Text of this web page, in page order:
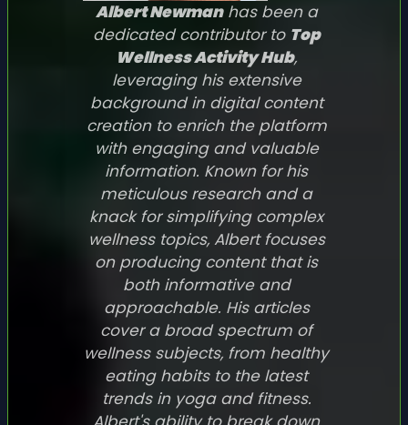
Albert Newmanhas been a
dedicated contributor to Top
Wellness Activity Hub,
leveraging his extensive
background in digital content
creation to enrich the platform
with engaging and valuable
information. Known for his
meticulous research and a
knack for simplifying complex
wellness topics, Albert focuses
on producing content that is
both informative and
approachable. His articles
cover a broad spectrum of
wellness subjects, from healthy
eating habits to the latest
trends in yoga and fitness.